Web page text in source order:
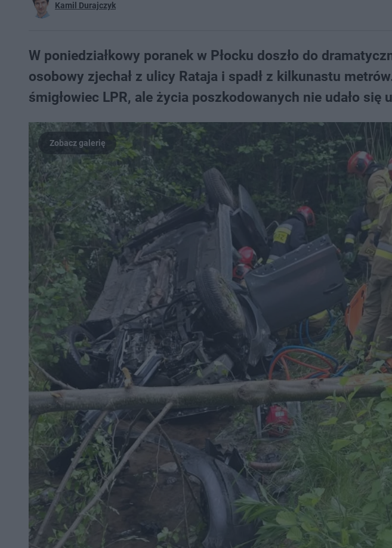
Kamil Durajczyk
W poniedziałkowy poranek w Płocku doszło do
osobowy zjechał z ulicy Rataja i spadł z kilkunastu
śmigłowiec LPR, ale życia poszkodowanych nie udało się